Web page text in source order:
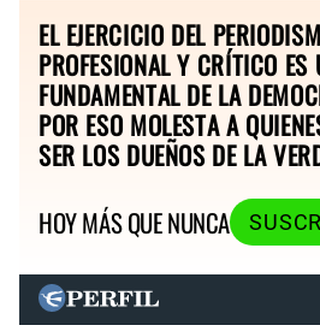
EL EJERCICIO DEL
PROFESIONAL Y CRÍTICO ES
FUNDAMENTAL DE LA
POR ESO MOLESTA A
SER LOS DUEÑOS DE LA
HOY MÁS QUE NUNCA